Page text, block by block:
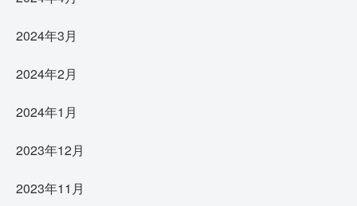
2024年3月
2024年2月
2024年1月
2023年12月
2023年11月